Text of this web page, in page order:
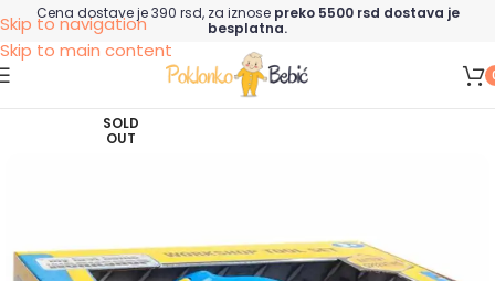
Skip to navigation
Skip to main content
Cena dostave je 390 rsd, za iznose preko 5500 rsd dostava je
besplatna.
SOLD
OUT